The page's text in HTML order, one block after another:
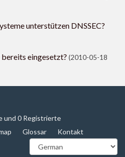
unterstützen DNSSEC?
eingesetzt? (2010-05-18
und 0 Registrierte
Glossar Kontakt